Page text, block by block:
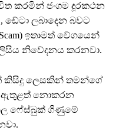
කරමින් ජංගම දූරකථන
ඩේටා ලබාදෙන බවට
ඉතාමත් වේගයෙන්
නිවේදනය කරනවා.
කිසිදු ලෙසකින් තමන්ගේ
ඇතුළත් නොකරන
ෆේස්බුක් ගිණුමේ